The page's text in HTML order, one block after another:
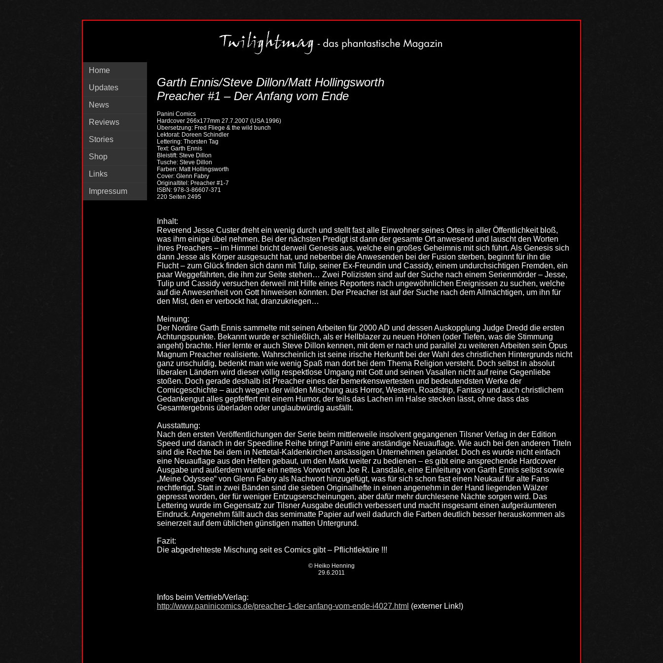
Home
Updates
News
Reviews
Stories
Shop
Links
Impressum
Garth Ennis/Steve Dillon/Matt Hollingsworth
Preacher #1 – Der Anfang vom Ende
Panini Comics
Hardcover 266x177mm 27.7.2007 (USA 1996)
Übersetzung: Fred Fliege & the wild bunch
Lektorat: Doreen Schindler
Lettering: Thorsten Tag
Text: Garth Ennis
Bleistift: Steve Dillon
Tusche: Steve Dillon
Farben: Matt Hollingsworth
Cover: Glenn Fabry
Originaltitel: Preacher #1-7
ISBN: 978-3-86607-371
220 Seiten 2495
Inhalt:
Reverend Jesse Custer dreht ein wenig durch und stellt fast alle Einwohner seines Ortes in aller Öffentlichkeit bloß,
was ihm einige übel nehmen. Bei der nächsten Predigt ist dann der gesamte Ort anwesend und lauscht den Worten
ihres Preachers – im Himmel bricht derweil Genesis aus, welche ein großes Geheimnis mit sich führt. Als Genesis sich
dann Jesse als Körper ausgesucht hat, und nebenbei die Anwesenden bei der Fusion sterben, beginnt für ihn die
Flucht – zum Glück finden sich dann mit Tulip, seiner Ex-Freundin und Cassidy, einem undurchsichtigen Fremden, ein
paar Weggefährten, die ihm zur Seite stehen… Zwei Polizisten sind auf der Suche nach einem Serienmörder – Jesse,
Tulip und Cassidy versuchen derweil mit Hilfe eines Reporters nach ungewöhnlichen Ereignissen zu suchen, welche
auf die Anwesenheit von Gott hinweisen könnten. Der Preacher ist auf der Suche nach dem Allmächtigen, um ihn für
den Mist, den er verbockt hat, dranzukriegen…
Meinung:
Der Nordire Garth Ennis sammelte mit seinen Arbeiten für 2000 AD und dessen Auskopplung Judge Dredd die ersten
Achtungspunkte. Bekannt wurde er schließlich, als er Hellblazer zu neuen Höhen (oder Tiefen, was die Stimmung
angeht) brachte. Hier lernte er auch Steve Dillon kennen, mit dem er nach und parallel zu weiteren Arbeiten sein Opus
Magnum Preacher realisierte. Wahrscheinlich ist seine irische Herkunft bei der Wahl des christlichen Hintergrunds nicht
ganz unschuldig, bedenkt man wie wenig Spaß man dort bei dem Thema Religion versteht. Doch selbst in absolut
liberalen Ländern wird dieser völlig respektlose Umgang mit Gott und seinen Vasallen nicht auf reine Gegenliebe
stoßen. Doch gerade deshalb ist Preacher eines der bemerkenswertesten und bedeutendsten Werke der
Comicgeschichte – auch wegen der wilden Mischung aus Horror, Western, Roadstrip, Fantasy und auch christlichem
Gedankengut alles gepfeffert mit einem Humor, der teils das Lachen im Halse stecken lässt, ohne dass das
Gesamtergebnis überladen oder unglaubwürdig ausfällt.
Ausstattung:
Nach den ersten Veröffentlichungen der Serie beim mittlerweile insolvent gegangenen Tilsner Verlag in der Edition
Speed und danach in der Speedline Reihe bringt Panini eine anständige Neuauflage. Wie auch bei den anderen Titeln
sind die Rechte bei dem in Nettetal-Kaldenkirchen ansässigen Unternehmen gelandet. Doch es wurde nicht einfach
eine Neuauflage aus den Heften gebaut, um den Markt weiter zu bedienen – es gibt eine ansprechende Hardcover
Ausgabe und außerdem wurde ein nettes Vorwort von Joe R. Lansdale, eine Einleitung von Garth Ennis selbst sowie
„Meine Odyssee“ von Glenn Fabry als Nachwort hinzugefügt, was für sich schon fast einen Neukauf für alte Fans
rechtfertigt. Statt in zwei Bänden sind die sieben Originalhefte in einen angenehm in der Hand liegenden Wälzer
gepresst worden, der für weniger Entzugserscheinungen, aber dafür mehr durchlesene Nächte sorgen wird. Das
Lettering wurde im Gegensatz zur Tilsner Ausgabe deutlich verbessert und macht insgesamt einen aufgeräumteren
Eindruck. Angenehm fällt auch das semimatte Papier auf weil dadurch die Farben deutlich besser herauskommen als
seinerzeit auf dem üblichen günstigen matten Untergrund.
Fazit:
Die abgedrehteste Mischung seit es Comics gibt – Pflichtlektüre !!!
© Heiko Henning
29.6.2011
Infos beim Vertrieb/Verlag:
http://www.paninicomics.de/preacher-1-der-anfang-vom-ende-i4027.html (externer Link!)